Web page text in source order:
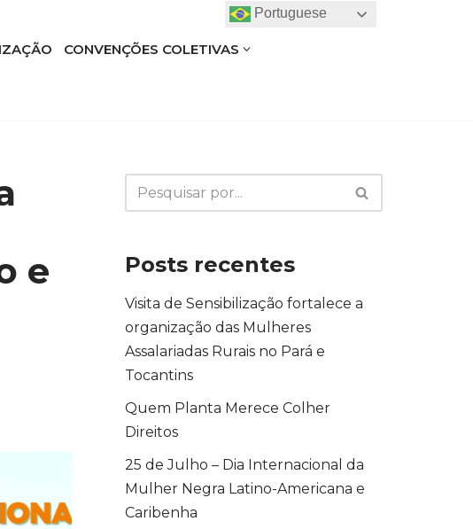
CONVENÇÕES COLETIVAS
e
Posts recentes
Visita de Sensibilização fortalece a
organização das Mulheres
Assalariadas Rurais no Pará e
Tocantins
Quem Planta Merece Colher
Direitos
25 de Julho – Dia Internacional da
Mulher Negra Latino-Americana e
Caribenha
Portuguese